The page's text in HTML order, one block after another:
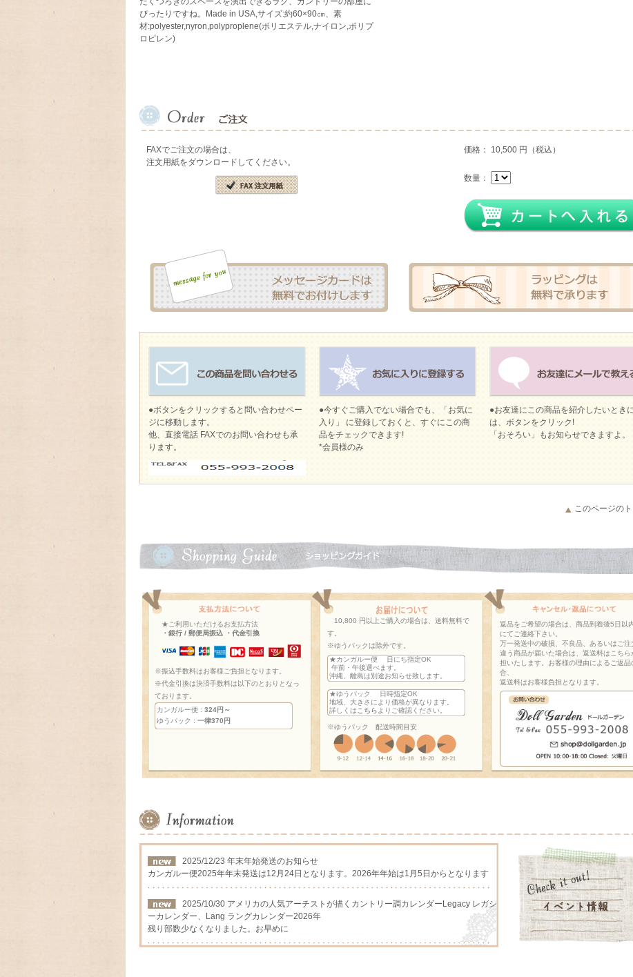
ぴったりですね。Made in USA,サイズ:約60×90㎝、素
材:polyester,nyron,polyproplene(ポリエステル,ナイロン,ポリプ
ロピレン)
FAXでご注文の場合は、
注文用紙をダウンロードしてください。
価格： 10,500 円（税込）
数量：
●ボタンをクリックすると問い合わせペー
ジに移動します。
他、直接電話 FAXでのお問い合わせも承
ります。
●今すぐご購入でない場合でも、「お気に
入り」 に登録しておくと、すぐにこの商
品をチェックできます!
*会員様のみ
●お友達にこの商品を紹介したいとき
は、ボタンをクリック!
「おそろい」もお知らせできますよ。
このページの
★ご利用いただけるお支払方法
・銀行 / 郵便局振込 ・代金引換
※振込手数料はお客様ご負担となります。
※代金引換は決済手数料は以下のとおりとなっ
ております。
カンガルー便 : 324円～
ゆうパック : 一律370円
10,800 円以上ご購入の場合は、送料無料で
す。
※ゆうパックは除外です。
★カンガルー便 日にち指定OK
午前・午後選べます。
沖縄、離島は別途お知らせ致します。
★ゆうパック 日時指定OK
地域、大きさにより価格が異なります。
詳しくは こちら よりご確認ください。
※ゆうパック 配送時間目安
返品をご希望の場合は、商品到着後5日以
にてご連絡下さい。
万一発送中の破損、不良品、あるいはご注
違う商品が届いた場合は、返送料はこちら
担いたします。お客様の理由によるご返品
合、
返送料はお客様負担となります。
2025/12/23 年末年始発送のお知らせ
カンガルー便2025年年末発送は12月24日となります。2026年年始は1月5日からとなります
2025/10/30 アメリカの人気アーチストが描くカントリー調カレンダーLegacy レガシ
ーカレンダー、Lang ラングカレンダー2026年
残り部数少なくなりました。お早めに